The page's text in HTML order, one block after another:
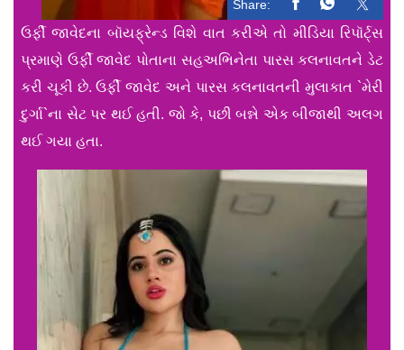
Share:
ઉર્ફી જાવેદના બૉયફ્રેન્ડ વિશે વાત કરીએ તો મીડિયા રિપૉર્ટ્સ
પ્રમાણે ઉર્ફી જાવેદ પોતાના સહઅભિનેતા પારસ કલનાવતને ડેટ
કરી ચૂકી છે. ઉર્ફી જાવેદ અને પારસ કલનાવતની મુલાકાત `મેરી
દુર્ગા`ના સેટ પર થઈ હતી. જો કે, પછી બન્ને એક બીજાથી અલગ
થઈ ગયા હતા.